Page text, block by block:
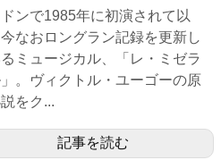
ドンで1985年に初演されて以
なおロングラン記録を更新し
ミュージカル、「レ・ミゼラ
。ヴィクトル・ユーゴーの原
をク...
記事を読む